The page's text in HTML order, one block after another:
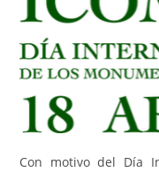
Con motivo del Día